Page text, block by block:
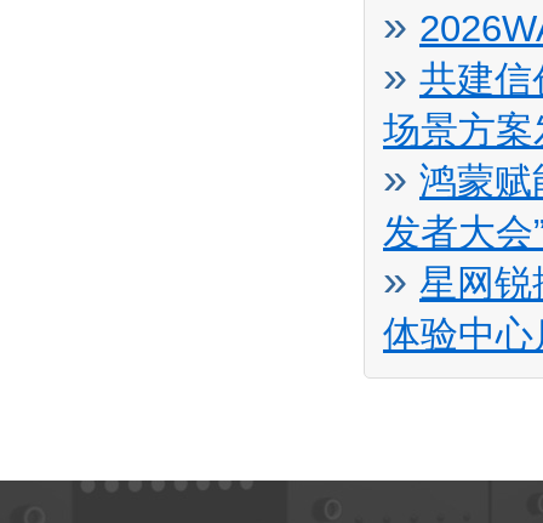
»
» 共建信
场景方案
» 鸿蒙赋
发者大会
» 星网锐
体验中